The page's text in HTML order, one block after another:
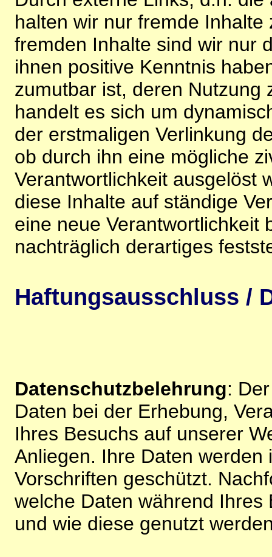
halten wir nur fremde
fremden Inhalte sind wir nur
ihnen positive Kenntnis
zumutbar ist, deren Nutzung
handelt es sich um
der erstmaligen Verlinkung
ob durch ihn eine mögliche
Verantwortlichkeit ausgelöst
diese Inhalte auf ständige
eine neue Verantwortlichkeit
nachträglich derartiges
Haftungsausschluss /
Datenschutzbelehrung:
Daten bei der Erhebung,
Ihres Besuchs auf unserer
Anliegen. Ihre Daten
Vorschriften geschützt.
welche Daten während
und wie diese genutzt